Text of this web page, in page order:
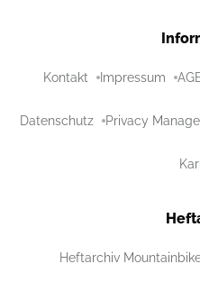
Kontakt Impressum
Datenschutz Privacy
Heftarchiv